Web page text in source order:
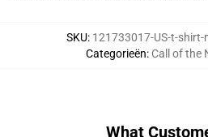
SKU: 121733017-US-t-shirt-
Categorieën: Call of the
What